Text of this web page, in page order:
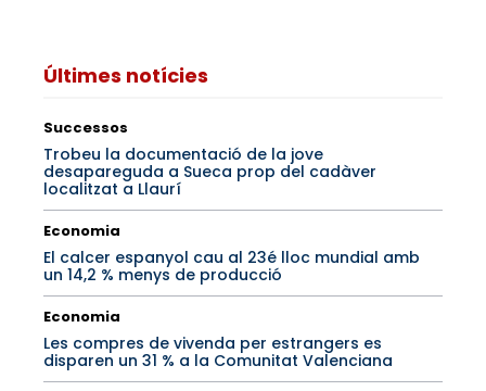
Últimes notícies
Successos
Trobeu la documentació de la jove
desapareguda a Sueca prop del cadàver
localitzat a Llaurí
Economia
El calcer espanyol cau al 23é lloc mundial amb
un 14,2 % menys de producció
Economia
Les compres de vivenda per estrangers es
disparen un 31 % a la Comunitat Valenciana